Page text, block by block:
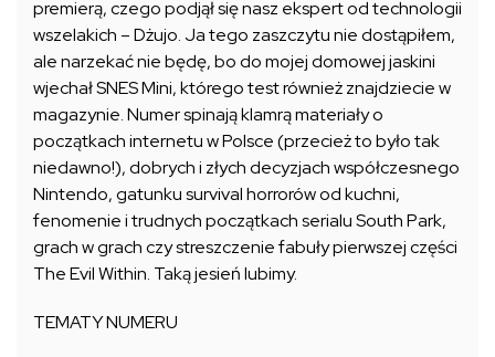
premierą, czego podjął się nasz ekspert od technologii
wszelakich – Dżujo. Ja tego zaszczytu nie dostąpiłem,
ale narzekać nie będę, bo do mojej domowej jaskini
wjechał SNES Mini, którego test również znajdziecie w
magazynie. Numer spinają klamrą materiały o
początkach internetu w Polsce (przecież to było tak
niedawno!), dobrych i złych decyzjach współczesnego
Nintendo, gatunku survival horrorów od kuchni,
fenomenie i trudnych początkach serialu South Park,
grach w grach czy streszczenie fabuły pierwszej części
The Evil Within. Taką jesień lubimy.
TEMATY NUMERU